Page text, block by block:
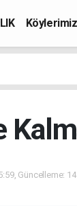
Köylerimiz
Güncelleme: